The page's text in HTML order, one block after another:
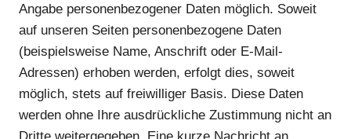
Angabe personenbezogener Daten möglich. Soweit
auf unseren Seiten personenbezogene Daten
(beispielsweise Name, Anschrift oder E-Mail-
Adressen) erhoben werden, erfolgt dies, soweit
möglich, stets auf freiwilliger Basis. Diese Daten
werden ohne Ihre ausdrückliche Zustimmung nicht an
Dritte weitergegeben. Eine kurze Nachricht an